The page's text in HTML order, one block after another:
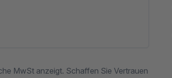
MwSt anzeigt. Schaffen Sie Vertrauen